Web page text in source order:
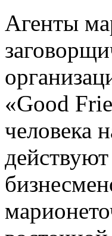
Агенты
«Good
человека